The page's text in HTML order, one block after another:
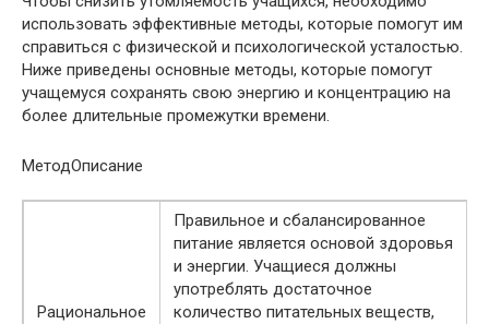
использовать эффективные методы, которые помогут им
справиться с физической и психологической усталостью.
Ниже приведены основные методы, которые помогут
учащемуся сохранять свою энергию и концентрацию на
более длительные промежутки времени.
МетодОписание
Рациональное
Правильное и сбалансированное
питание является основой здоровья
и энергии. Учащиеся должны
употреблять достаточное
количество питательных веществ,